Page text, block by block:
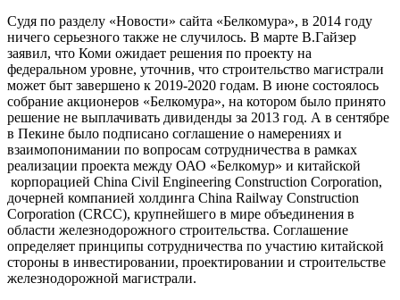
Судя по разделу «Новости» сайта «Белкомура», в 2014 году
ничего серьезного также не случилось. В марте В.Гайзер
заявил, что Коми ожидает решения по проекту на
федеральном уровне, уточнив, что строительство магистрали
может быт завершено к 2019-2020 годам. В июне состоялось
собрание акционеров «Белкомура», на котором было принято
решение не выплачивать дивиденды за 2013 год. А в сентябре
в Пекине было подписано соглашение о намерениях и
взаимопонимании по вопросам сотрудничества в рамках
реализации проекта между ОАО «Белкомур» и китайской
корпорацией China Civil Engineering Construction Corporation,
дочерней компанией холдинга China Railway Construction
Corporation (СRCC), крупнейшего в мире объединения в
области железнодорожного строительства. Соглашение
определяет принципы сотрудничества по участию китайской
стороны в инвестировании, проектировании и строительстве
железнодорожной магистрали.